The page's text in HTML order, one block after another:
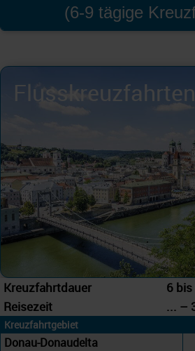
(6-9 tägige
Flusskreuzfahrten
Kreuzfahrtdauer
6
Reisezeit
... –
Kreuzfahrtgebiet
Donau-Donaudelta